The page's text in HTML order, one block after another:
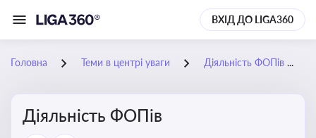
ВХІД ДО LIGA360
Головна Теми в центрі уваги Діяльність ФОПів
Діяльність ФОПів